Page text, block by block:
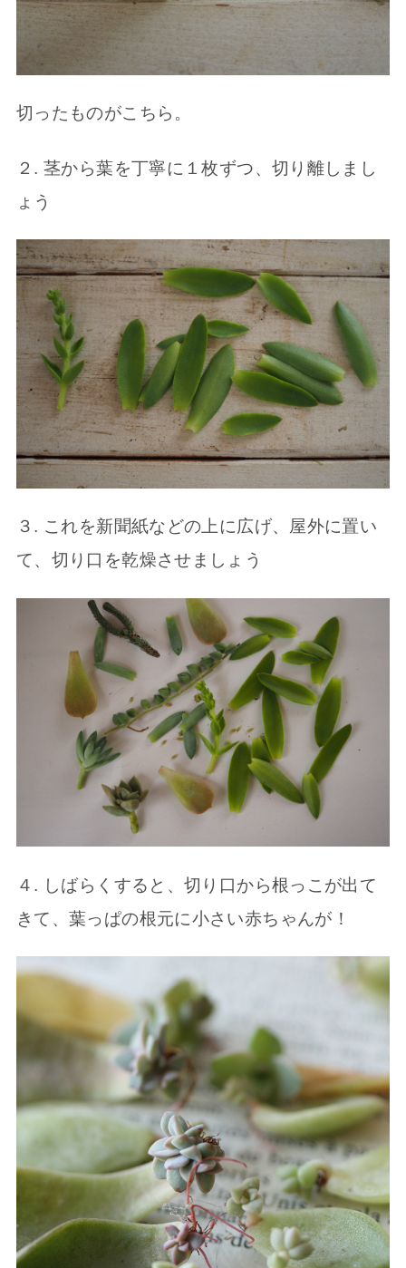
切ったものがこちら。
２. 茎から葉を丁寧に１枚ずつ、切り離しまし
ょう
３. これを新聞紙などの上に広げ、屋外に置い
て、切り口を乾燥させましょう
４. しばらくすると、切り口から根っこが出て
きて、葉っぱの根元に小さい赤ちゃんが！